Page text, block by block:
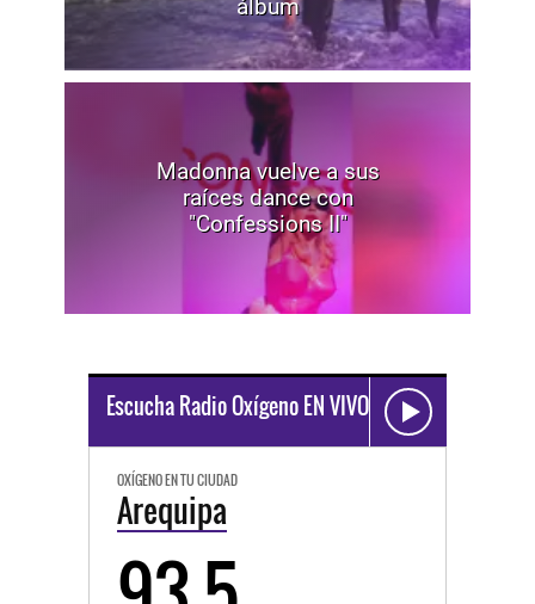
álbum
Madonna vuelve a sus
raíces dance con
"Confessions II"
Escucha Radio Oxígeno EN VIVO
OXÍGENO EN TU CIUDAD
Arequipa